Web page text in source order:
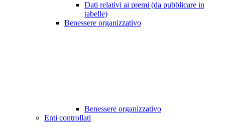
Dati relativi ai premi (da pubblicare in
tabelle)
Benessere organizzativo
Benessere organizzativo
Enti controllati